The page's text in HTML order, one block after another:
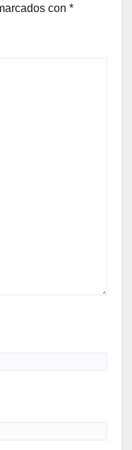
con *